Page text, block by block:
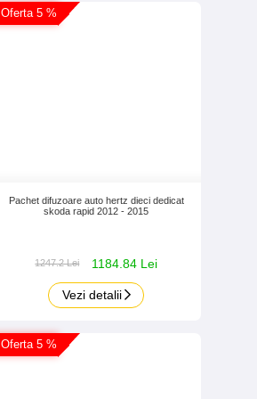
Oferta 5 %
Pachet difuzoare auto hertz dieci dedicat
skoda rapid 2012 - 2015
1247.2 Lei 1184.84 Lei
Vezi detalii
Oferta 5 %